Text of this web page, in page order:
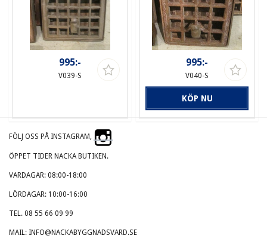
995:-
V039-S
995:-
V040-S
KÖP NU
FÖLJ OSS PÅ INSTAGRAM,
ÖPPET TIDER NACKA BUTIKEN.
VARDAGAR: 08:00-18:00
LÖRDAGAR: 10:00-16:00
TEL. 08 55 66 09 99
MAIL: INFO@NACKABYGGNADSVARD.SE